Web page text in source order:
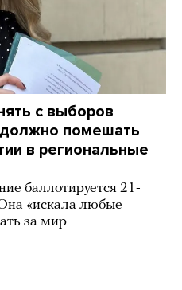
с выборов
должно помешать
в региональные
баллотируется 21-
«искала любые
за мир